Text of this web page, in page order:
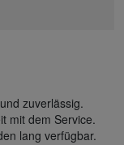
zuverlässig.
mit dem Service.
lang verfügbar.